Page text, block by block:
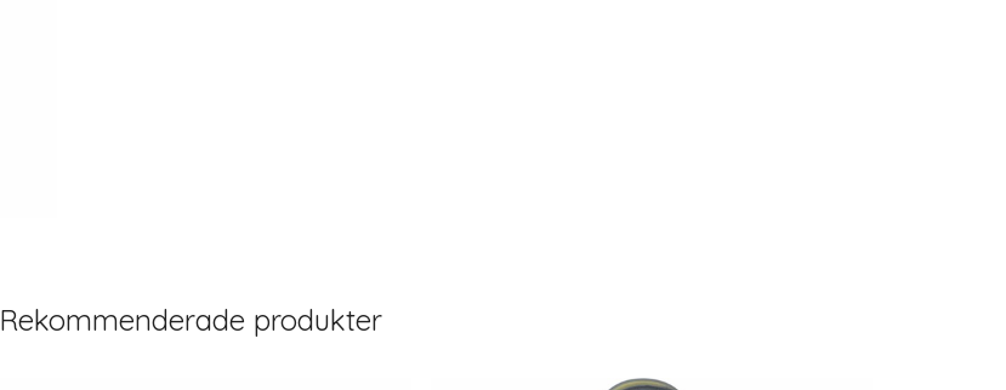
Rekommenderade produkter